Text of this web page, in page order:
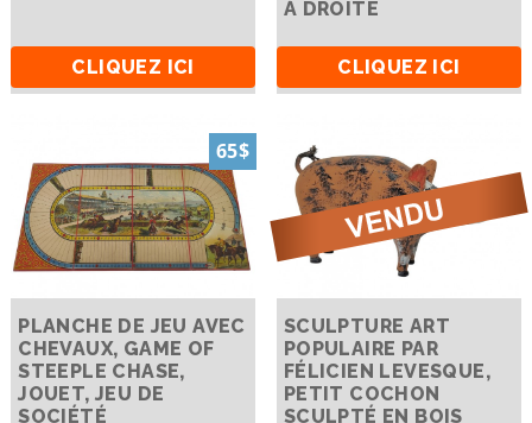
CLIQUEZ ICI
À DROITE
CLIQUEZ ICI
65$
PLANCHE DE JEU AVEC
CHEVAUX, GAME OF
STEEPLE CHASE,
JOUET, JEU DE
SOCIÉTÉ
SCULPTURE ART
POPULAIRE PAR
FÉLICIEN LEVESQUE,
PETIT COCHON
SCULPTÉ EN BOIS